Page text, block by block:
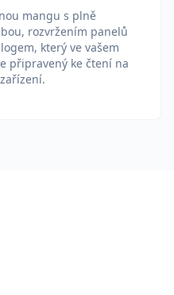
mangu s plně
rozvržením panelů
který ve vašem
připravený ke čtení na